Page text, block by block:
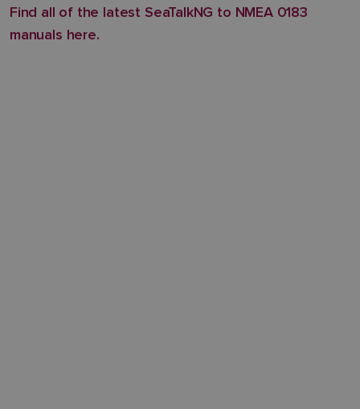
Find all of the latest SeaTalkNG to NMEA 0183
manuals here.